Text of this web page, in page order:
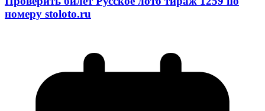
номеру stoloto.ru